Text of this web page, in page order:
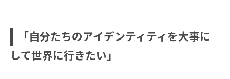
「自分たちのアイデンティティを大事に
して世界に行きたい」